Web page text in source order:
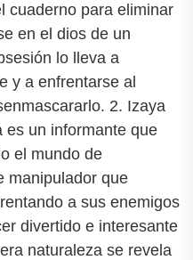
cuaderno para eliminar
en el dios de un
lo lleva a
y a enfrentarse al
2. Izaya
es un informante que
el mundo de
manipulador que
a sus enemigos
divertido e interesante
naturaleza se revela